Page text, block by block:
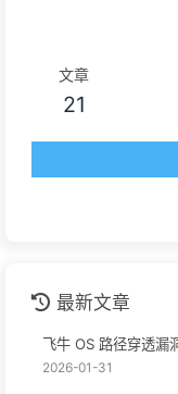
文章
21
最新文章
飞牛 OS 路径穿透漏
2026-01-31